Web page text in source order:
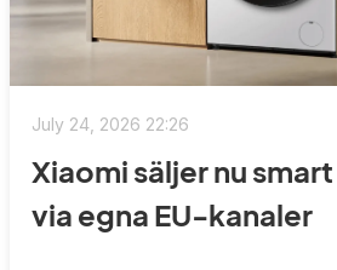
July 24, 2026 22:26
Xiaomi säljer nu
via egna EU-kanaler